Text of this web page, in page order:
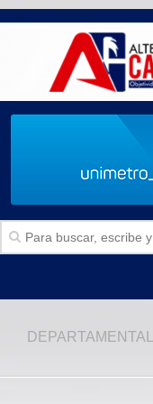
Politica
DEPARTAMENTAL